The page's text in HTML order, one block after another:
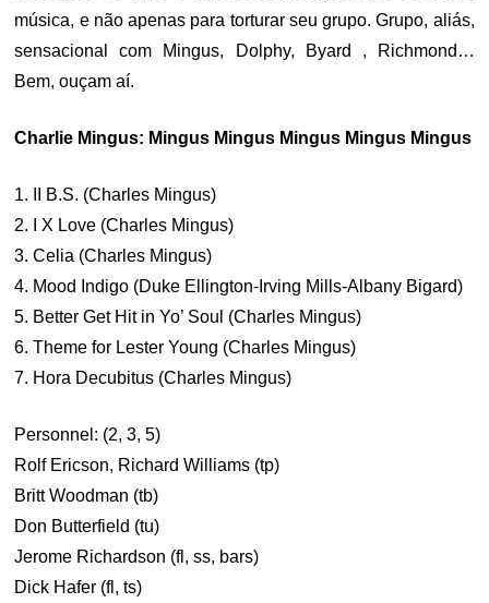
música, e não apenas para torturar seu grupo. Grupo, aliás,
sensacional com Mingus, Dolphy, Byard , Richmond…
Bem, ouçam aí.
Charlie Mingus: Mingus Mingus Mingus Mingus Mingus
1. II B.S. (Charles Mingus)
2. I X Love (Charles Mingus)
3. Celia (Charles Mingus)
4. Mood Indigo (Duke Ellington-Irving Mills-Albany Bigard)
5. Better Get Hit in Yo’ Soul (Charles Mingus)
6. Theme for Lester Young (Charles Mingus)
7. Hora Decubitus (Charles Mingus)
Personnel: (2, 3, 5)
Rolf Ericson, Richard Williams (tp)
Britt Woodman (tb)
Don Butterfield (tu)
Jerome Richardson (fl, ss, bars)
Dick Hafer (fl, ts)